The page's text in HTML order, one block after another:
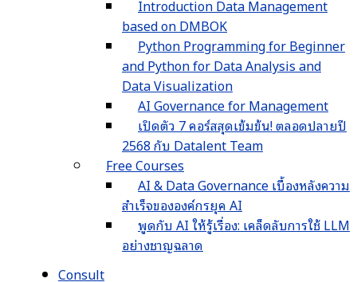
Introduction Data Management
based on DMBOK
Python Programming for Beginner
and Python for Data Analysis and
Data Visualization
AI Governance for Management
เปิดตัว 7 คอร์สสุดเข้มข้น! ตลอดปลายปี
2568 กับ Datalent Team
Free Courses
AI & Data Governance เบื้องหลังความ
สำเร็จขององค์กรยุค AI
พูดกับ AI ให้รู้เรื่อง: เคล็ดลับการใช้ LLM
อย่างชาญฉลาด
Consult